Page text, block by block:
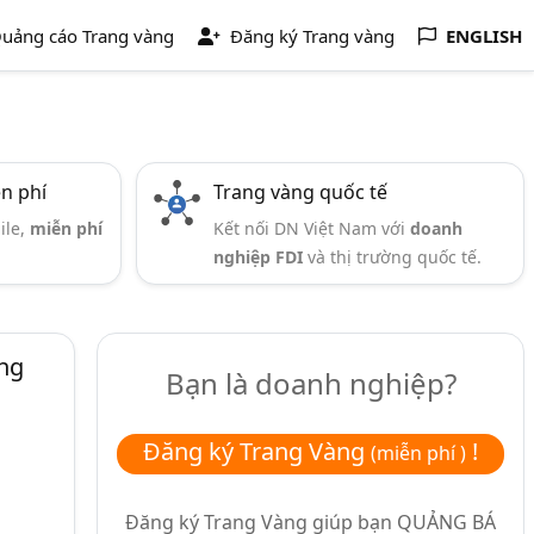
cáo Trang vàng Đăng ký Trang vàng ENGLISH
phí
miễn phí
Trang vàng quốc tế
Kết nối DN Việt Nam vớidoanh
nghiệp FDI và thị trường quốc tế.
Bạn là doanh nghiệp?
Đăng ký Trang Vàng(miễn phí ) !
Đăng ký Trang Vàng giúp bạn QUẢNG BÁ